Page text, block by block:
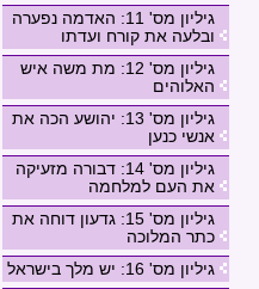
גיליון מס' 11: האדמה נפערה
ובלעה את קורח ועדתו
גיליון מס' 12: מת משה איש
האלוהים
גיליון מס' 13: יהושע הכה את
אנשי כנען
גיליון מס' 14: דבורה מזעיקה
את העם למלחמה
גיליון מס' 15: גדעון דוחה את
כתר המלוכה
גיליון מס' 16: יש מלך בישראל